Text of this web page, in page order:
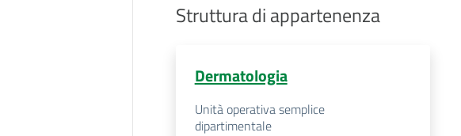
Struttura di appartenenza
Dermatologia
Unità operativa semplice
dipartimentale